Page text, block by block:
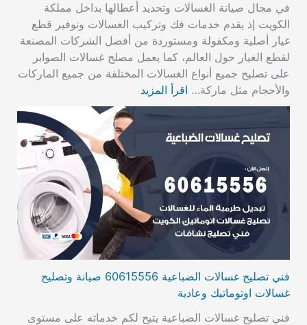
في مجال صيانة الغسالات وتحديد أعطالها بداخل مملكة
الكويت إذ يقدم خدمات فك وتركيب الغسالات وتوفير قطع
غيار أصلية ومكفولة ومستوردة من أفضل الشركات المصنعة
لقطع الغيار حول العالم، كما يعمل مصلح غسالات الصوابر
على تصليح جميع أنواع الغسالات المختلفة من جميع الماركات
والأحجام مثل ماركة… اقرأ المزيد
فني تصليح غسالات الضباعية 60615556 صيانة وتصليح
غسالات اوتوماتيك وعادية
فني تصليح غسالات الضباعية يتيح لكم خدماته على مستوى